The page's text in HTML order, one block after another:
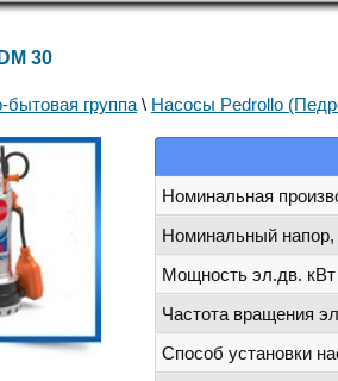
30
группа \ Насосы Pedrollo
Номинальная
Номинальный напор,
Мощность эл.дв. кВт
Частота вращения
Способ установки